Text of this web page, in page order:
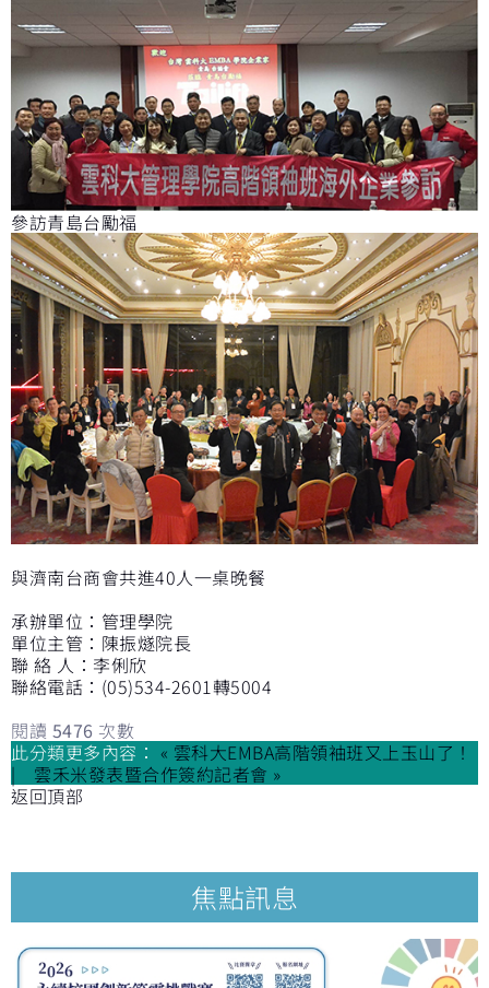
參訪青島台勵福
與濟南台商會共進40人一桌晚餐
承辦單位：管理學院
單位主管：陳振燧院長
聯 絡 人：李俐欣
聯絡電話：(05)534-2601轉5004
閱讀 5476 次數
此分類更多內容： « 雲科大EMBA高階領袖班又上玉山了！
雲禾米發表暨合作簽約記者會 »
返回頂部
焦點訊息